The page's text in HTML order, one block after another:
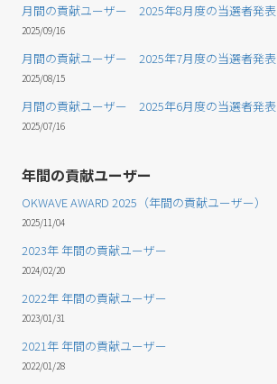
月間の貢献ユーザー 2025年8月度の当選者発表
2025/09/16
月間の貢献ユーザー 2025年7月度の当選者発表
2025/08/15
月間の貢献ユーザー 2025年6月度の当選者発表
2025/07/16
年間の貢献ユーザー
OKWAVE AWARD 2025（年間の貢献ユーザー）
2025/11/04
2023年 年間の貢献ユーザー
2024/02/20
2022年 年間の貢献ユーザー
2023/01/31
2021年 年間の貢献ユーザー
2022/01/28